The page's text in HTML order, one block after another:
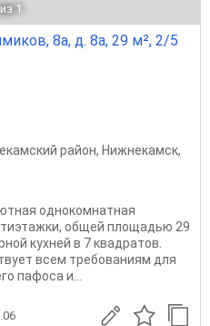
из 1
8а, д. 8а, 29 м², 2/5
район, Нижнекамск,
однокомнатная
общей площадью 29
кухней в 7 квадратов.
всем требованиям для
пафоса и...